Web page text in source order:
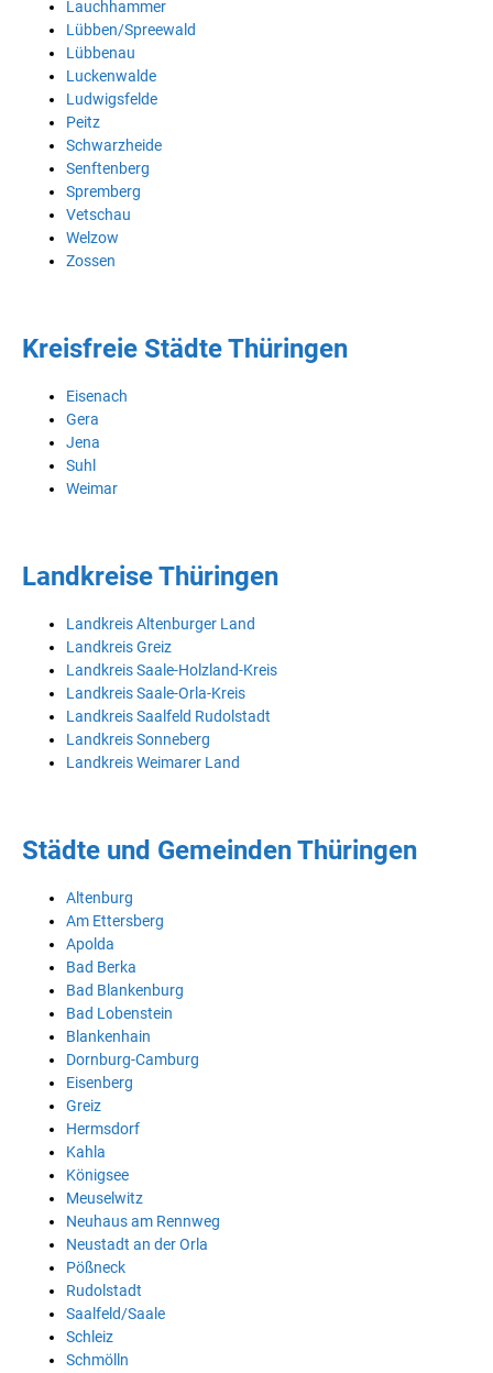
Lauchhammer
Lübben/Spreewald
Lübbenau
Luckenwalde
Ludwigsfelde
Peitz
Schwarzheide
Senftenberg
Spremberg
Vetschau
Welzow
Zossen
Kreisfreie Städte Thüringen
Eisenach
Gera
Jena
Suhl
Weimar
Landkreise Thüringen
Landkreis Altenburger Land
Landkreis Greiz
Landkreis Saale-Holzland-Kreis
Landkreis Saale-Orla-Kreis
Landkreis Saalfeld Rudolstadt
Landkreis Sonneberg
Landkreis Weimarer Land
Städte und Gemeinden Thüringen
Altenburg
Am Ettersberg
Apolda
Bad Berka
Bad Blankenburg
Bad Lobenstein
Blankenhain
Dornburg-Camburg
Eisenberg
Greiz
Hermsdorf
Kahla
Königsee
Meuselwitz
Neuhaus am Rennweg
Neustadt an der Orla
Pößneck
Rudolstadt
Saalfeld/Saale
Schleiz
Schmölln